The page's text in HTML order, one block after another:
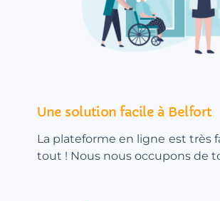
Une solution facile à Belfort
La plateforme en ligne est très
tout ! Nous nous occupons de